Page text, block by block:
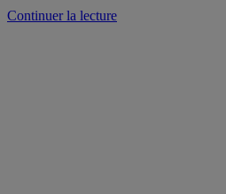
Continuer la lecturede